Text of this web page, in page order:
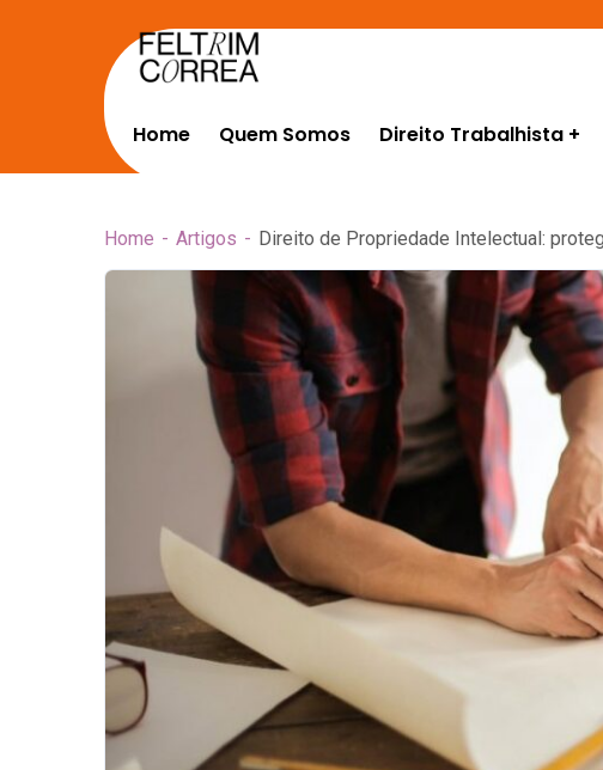
Home Quem Somos Direito Trabalhista
Home Artigos Direito de Propriedade Intelectual: